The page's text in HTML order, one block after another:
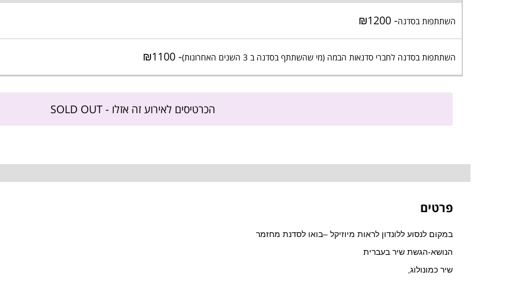
השתתפות בסדנה- ₪1200
השתתפות בסדנה לחברי סדנאות הבמה (מי שהשתתף בסדנה ב 3 השנים האחרונות) - ₪1100
הכרטיסים לאירוע זה אזלו - SOLD OUT
פרטים
במקום לנסוע ללונדון לראות מיוזיקל –בואו לסדנת מחזמר
הנושא-הגשת שיר בעברית
שיר כמונולוג,